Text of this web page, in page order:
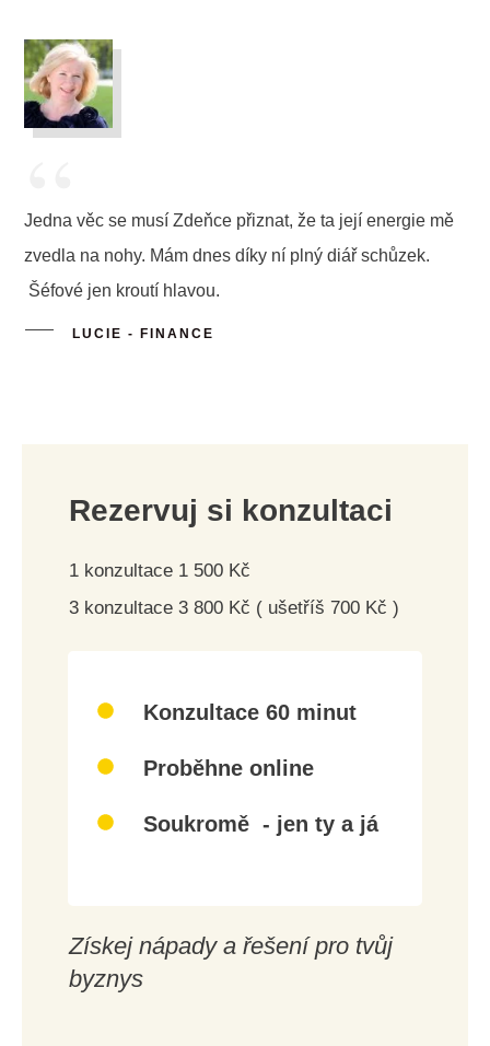
“
Jedna věc se musí Zdeňce přiznat, že ta její energie mě
zvedla na nohy. Mám dnes díky ní plný diář schůzek.
Šéfové jen kroutí hlavou.
LUCIE - FINANCE
Rezervuj si konzultaci
1 konzultace 1 500 Kč
3 konzultace 3 800 Kč ( ušetříš 700 Kč )
Konzultace 60 minut
Proběhne online
Soukromě - jen ty a já
Získej nápady a řešení pro tvůj
byznys